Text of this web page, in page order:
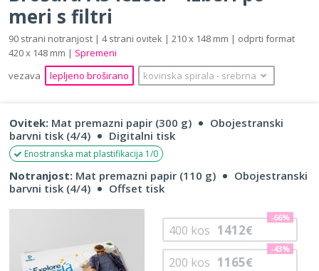
meri s filtri
90 strani notranjost | 4 strani ovitek | 210 x 148 mm | odprti format
420 x 148 mm | Spremeni
vezava
lepljeno broširano kovinska spirala ‐ srebrna
Ovitek: Mat premazni papir (300 g)
Obojestranski
barvni tisk (4/4)
Digitalni tisk
Enostranska mat plastifikacija 1/0
Notranjost: Mat premazni papir (110 g)
Obojestranski
barvni tisk (4/4)
Offset tisk
200 kos 1165€
-43%
400 kos 1412€
-66%